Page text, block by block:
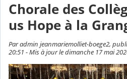
Chorale des
us Hope à la
Par admin jeanmariemolliet-boege2,
20:51 - Mis à jour le dimanche 17 mai